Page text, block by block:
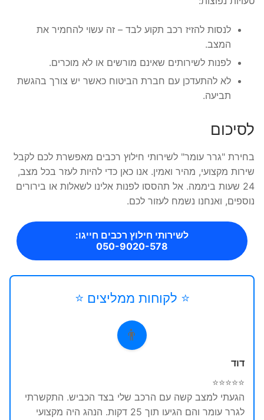
לנסות להזיז רכב תקוע לבד – זה עשוי להחמיר את
המצב.
לפנות לשירותים שאינם מורשים או לא מוכרים.
לא להתעדכן עם חברת הביטוח כאשר יש צורך בהגשת
תביעה.
לסיכום
בחירת "גרר עומר" לשירותי חילוץ רכבים מאפשרת לכם לקבל
שירות מקצועי, מהיר ואמין. אנו כאן כדי להיות לעזר בכל מצב,
24 שעות ביממה. אל תהססו לפנות אלינו לשאלות או בירורים
נוספים, ואנחנו נשמח לעזור לכם.
לשירותי חילוץ רכבים חייגו:
050-9020-578
⭐ לקוחות ממליצים ⭐
👨
דוד
⭐⭐⭐⭐⭐
הגעתי למצב קשה עם הרכב שלי בצד הכביש. התקשרתי
לגרר עומר והם הגיעו תוך 25 דקות. הנהג היה מקצועי